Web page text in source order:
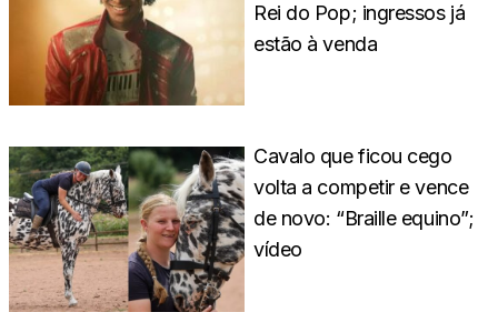
Rei do Pop; ingressos já
estão à venda
Cavalo que ficou cego
volta a competir e vence
de novo: “Braille equino”;
vídeo